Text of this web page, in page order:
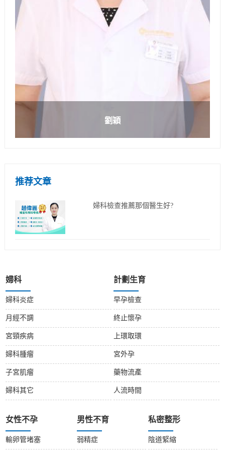
劉穎
推荐文章
婦科檢查推薦那個醫生好?
婦科
婦科炎症
月經不調
宮頸疾病
婦科腫瘤
子宮肌瘤
婦科其它
計劃生育
早孕檢查
終止懷孕
上環取環
宮外孕
藥物流產
人流時間
女性不孕
輸卵管堵塞
男性不育
弱精症
私密整形
陰道緊縮